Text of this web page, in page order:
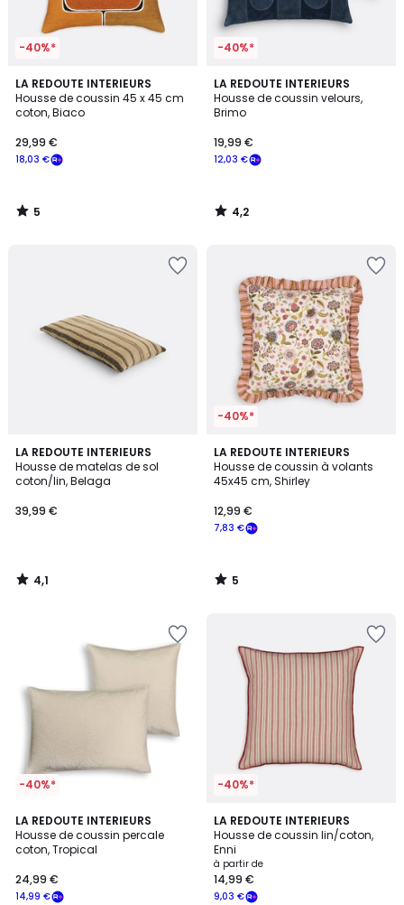
-40%*
LA REDOUTE INTERIEURS
Housse de coussin 45 x 45 cm
coton, Biaco
18,03 €
29,99 €
5
/
5
5
/
-40%*
LA REDOUTE INTERIEURS
Housse de coussin velours,
Brimo
12,03 €
19,99 €
4,2
/ 5
4,2
/
LA REDOUTE INTERIEURS
Housse de matelas de sol
coton/lin, Belaga
39,99 €
4,1
/ 5
4,1
/
-40%*
LA REDOUTE INTERIEURS
Housse de coussin à volants
45x45 cm, Shirley
7,83 €
12,99 €
5
/
5
5
/
-40%*
LA REDOUTE INTERIEURS
Housse de coussin percale
coton, Tropical
14,99 €
24,99 €
4,7
/ 5
6
Couleurs
-40%*
LA REDOUTE INTERIEURS
Housse de coussin lin/coton,
Enni
à partir de
9,03 €
14,99 €
2,2
/ 5
4
Couleurs